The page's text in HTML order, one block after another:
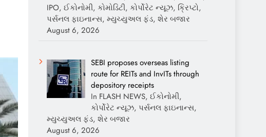
IPO, ઈકોનોમી, કોમોડિટી, કોર્પોરેટ ન્યૂઝ, ક્રિપ્ટો,
પર્સનલ ફાઇનાન્સ, મ્યુચ્યુઅલ ફંડ, શેર બજાર
August 6, 2026
SEBI proposes overseas listing
route for REITs and InvITs through
depository receipts
In FLASH NEWS, ઈકોનોમી,
કોર્પોરેટ ન્યૂઝ, પર્સનલ ફાઇનાન્સ,
મ્યુચ્યુઅલ ફંડ, શેર બજાર
August 6, 2026